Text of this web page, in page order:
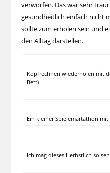
verworfen. Das war sehr
gesundheitlich einfach nicht
sollte zum erholen sein und
den Alltag darstellen.
Kopfrechnen wiederholen mit
Bett)
Ein kleiner Spielemartathon mit
Ich mag dieses Herbstlich so